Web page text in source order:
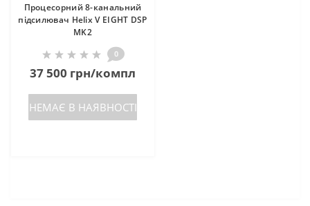
Процесорний 8-канальний
підсилювач Helix V EIGHT DSP
MK2
0
37 500 грн/компл
НЕМАЄ В НАЯВНОСТІ